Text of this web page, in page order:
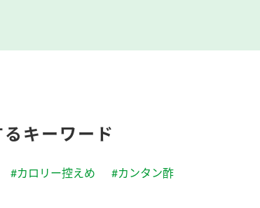
るキーワード
#カロリー控えめ #カンタン酢